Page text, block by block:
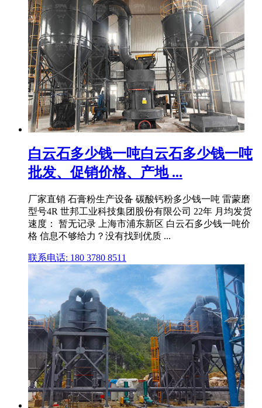
白云石多少钱一吨白云石多少钱一吨
批发、促销价格、产地 ...
厂家直销 石膏粉生产设备 碳酸钙粉多少钱一吨 雷蒙磨
型号4R 世邦工业科技集团股份有限公司 22年 月均发货
速度： 暂无记录 上海市浦东新区 白云石多少钱一吨价
格 信息不够给力？没有找到优质 ...
联系电话: 180 3780 8511